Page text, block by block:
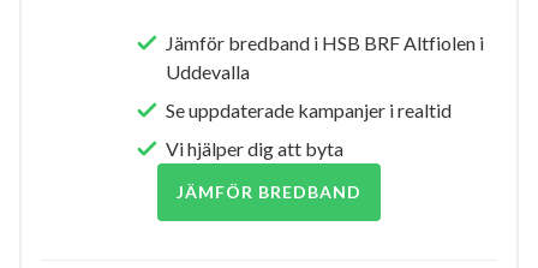
Jämför bredband i HSB BRF Altfiolen i
Uddevalla
Se uppdaterade kampanjer i realtid
Vi hjälper dig att byta
JÄMFÖR BREDBAND